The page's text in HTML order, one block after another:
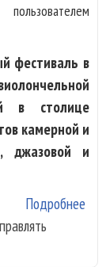
пользователем
фестиваль в
в столице
камерной и
джазовой и
Подробнее